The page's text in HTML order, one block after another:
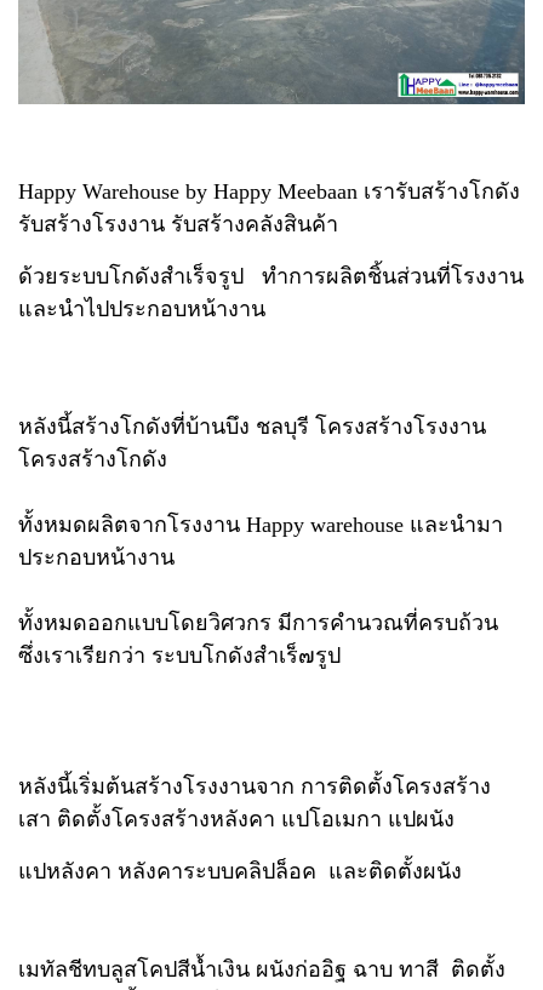
Happy Warehouse by Happy Meebaan เรารับสร้างโกดัง
รับสร้างโรงงาน รับสร้างคลังสินค้า
ด้วยระบบโกดังสำเร็จรูป ทำการผลิตชิ้นส่วนที่โรงงาน
และนำไปประกอบหน้างาน
หลังนี้สร้างโกดังที่บ้านบึง ชลบุรี โครงสร้างโรงงาน
โครงสร้างโกดัง
ทั้งหมดผลิตจากโรงงาน Happy warehouse และนำมา
ประกอบหน้างาน
ทั้งหมดออกแบบโดยวิศวกร มีการคำนวณที่ครบถ้วน
ซึ่งเราเรียกว่า ระบบโกดังสำเร็๗รูป
หลังนี้เริ่มต้นสร้างโรงงานจาก การติดตั้งโครงสร้าง
เสา ติดตั้งโครงสร้างหลังคา แปโอเมกา แปผนัง
แปหลังคา หลังคาระบบคลิปล็อค และติดตั้งผนัง
เมทัลชีทบลูสโคปสีน้ำเงิน ผนังก่ออิฐ ฉาบ ทาสี ติดตั้ง